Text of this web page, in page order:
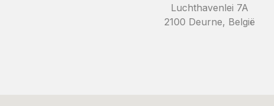
Luchthavenlei 7A
2100 Deurne, België